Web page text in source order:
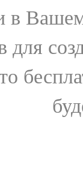
в
для